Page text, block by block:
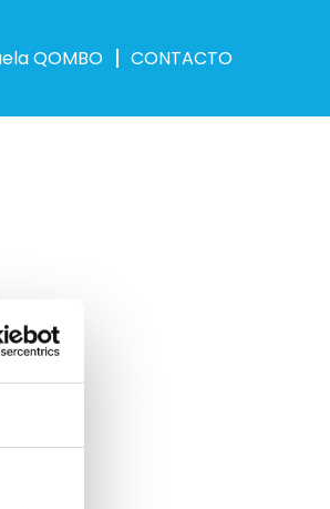
QOMBO CONTACTO
nuestra marca, las